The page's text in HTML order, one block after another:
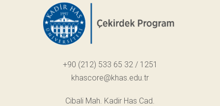
+90 (212) 533 65 32 / 1251
khascore@khas.edu.tr
Cibali Mah. Kadir Has Cad.